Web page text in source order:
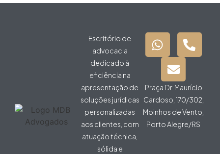
Escritório de
advocacia
dedicado à
eficiência na
apresentação de
soluções jurídicas
personalizadas
aos clientes, com
atuação técnica,
sólida e
Praça Dr. Maurício
Cardoso, 170/302,
Moinhos de Vento,
Porto Alegre/RS